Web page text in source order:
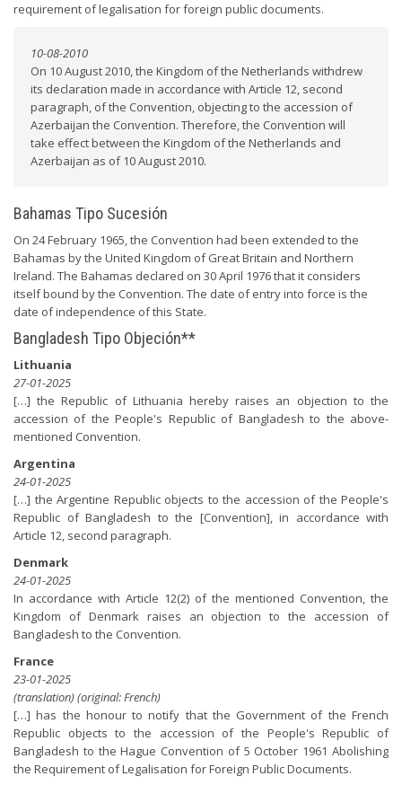
requirement of legalisation for foreign public documents.
10-08-2010
On 10 August 2010, the Kingdom of the Netherlands withdrew
its declaration made in accordance with Article 12, second
paragraph, of the Convention, objecting to the accession of
Azerbaijan the Convention. Therefore, the Convention will
take effect between the Kingdom of the Netherlands and
Azerbaijan as of 10 August 2010.
Bahamas Tipo Sucesión
On 24 February 1965, the Convention had been extended to the
Bahamas by the United Kingdom of Great Britain and Northern
Ireland. The Bahamas declared on 30 April 1976 that it considers
itself bound by the Convention. The date of entry into force is the
date of independence of this State.
Bangladesh Tipo Objeción**
Lithuania
27-01-2025
[…] the Republic of Lithuania hereby raises an objection to the
accession of the People's Republic of Bangladesh to the above-
mentioned Convention.
Argentina
24-01-2025
[…] the Argentine Republic objects to the accession of the People's
Republic of Bangladesh to the [Convention], in accordance with
Article 12, second paragraph.
Denmark
24-01-2025
In accordance with Article 12(2) of the mentioned Convention, the
Kingdom of Denmark raises an objection to the accession of
Bangladesh to the Convention.
France
23-01-2025
(translation) (original: French)
[…] has the honour to notify that the Government of the French
Republic objects to the accession of the People's Republic of
Bangladesh to the Hague Convention of 5 October 1961 Abolishing
the Requirement of Legalisation for Foreign Public Documents.